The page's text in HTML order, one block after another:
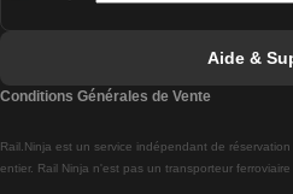
Trains de
Rail.Ninja est un service indépendant de
entier. Rail Ninja n'est pas un transporteur
Aide &
Conditions Générales de Vente